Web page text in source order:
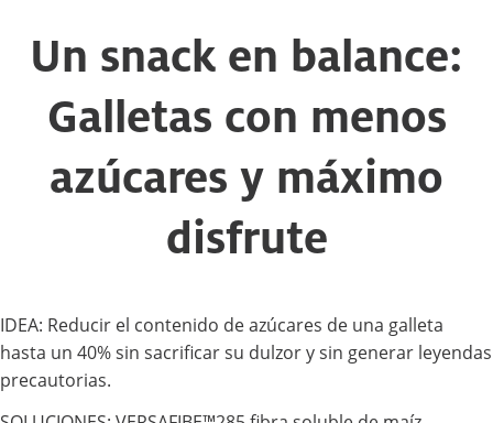
Un snack en balance:
Galletas con menos
azúcares y máximo
disfrute
IDEA: Reducir el contenido de azúcares de una galleta
hasta un 40% sin sacrificar su dulzor y sin generar leyendas
precautorias.